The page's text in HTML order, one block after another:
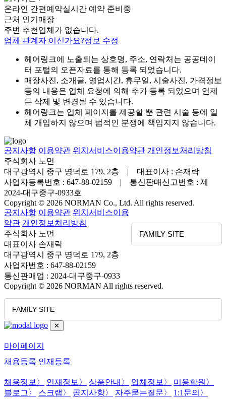
온라인 간편예약실시간 예약 준비중
근처 인기매장
주변 추천업체가 없습니다.
업체 관계자 이신가요?정보 수정
헤어링크에 노출되는 상호명, 주소, 연락처는 공공데이
터 포털의 오픈자료를 통해 등록 되었습니다.
매장사진, 소개글, 영업시간, 휴무일, 시술사진, 가격정보
등의 내용은 업체 요청에 의해 추가 등록 되었으며 언제
든 삭제 및 변경될 수 있습니다.
헤어링크는 업체 페이지를 제공할 뿐 관련 시술 등에 일
체 개입하지 않으며 법적인 분쟁에 책임지지 않습니다.
공지사항 이용약관 위치서비스이용약관 개인정보처리방침
주식회사 노먼
대구광역시 중구 명덕로 179, 2층 | 대표이사 : 손재락
사업자등록번호 : 647-88-02159 | 통신판매신고번호 : 제
2024-대구중구-0933호
Copyright © 2026 NORMAN Co., Ltd. All rights reserved.
FAMILY SITE
공지사항 이용약관 위치서비스이용
약관 개인정보처리방침
주식회사 노먼
대표이사 손재락
대구광역시 중구 명덕로 179, 2층
사업자번호 : 647-88-02159
통신판매업 : 2024-대구중구-0933
Copyright © 2026 NORMAN All rights reserved.
FAMILY SITE
✕
마이페이지
채용등록 인재등록
채용정보 〉 인재정보 〉 상품안내 〉 업체정보 〉 미용학원 〉
블로그 〉 스크랩 〉 공지사항〉 자주묻는질문〉 1:1문의 〉